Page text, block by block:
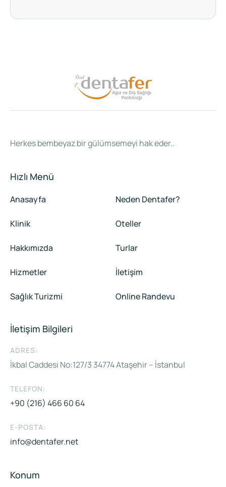
Herkes bembeyaz bir gülümsemeyi hak eder..
Hızlı Menü
Anasayfa
Klinik
Hakkımızda
Hizmetler
Sağlık Turizmi
Neden Dentafer?
Oteller
Turlar
İletişim
Online Randevu
İletişim Bilgileri
ADRES:
İkbal Caddesi No:127/3 34774 Ataşehir – İstanbul
TELEFON:
+90 (216) 466 60 64
E-POSTA:
info@dentafer.net
Konum